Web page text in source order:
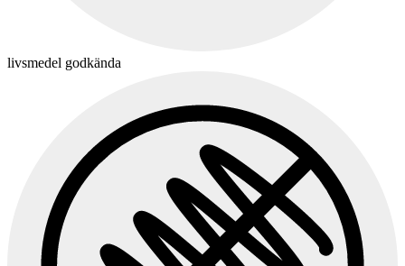
livsmedel godkända